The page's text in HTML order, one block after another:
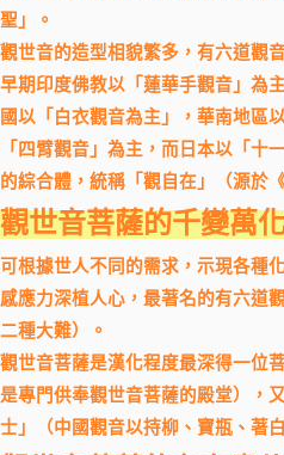
聖」。
觀世音的造型相貌繁多，有六道觀
早期印度佛教以「蓮華手觀音」為
國以「白衣觀音為主」，華南地區
「四臂觀音」為主，而日本以「十
的綜合體，統稱「觀自在」（源於
觀世音菩薩的千變萬
可根據世人不同的需求，示現各種
感應力深植人心，最著名的有六道
二種大難）。
觀世音菩薩是漢化程度最深得一位
是專門供奉觀世音菩薩的殿堂），
士」（中國觀音以持柳、寶瓶、著